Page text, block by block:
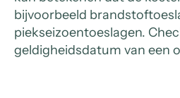
bijvoorbeeld
piekseizoentoeslagen.
geldigheidsdatum van een